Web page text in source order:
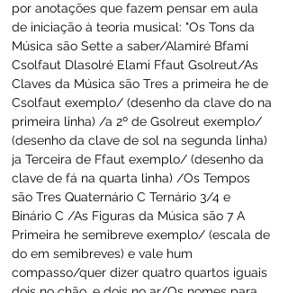
por anotações que fazem pensar em aula
de iniciação à teoria musical: "Os Tons da
Música são Sette a saber/Alamiré Bfami
Csolfaut Dlasolré Elami Ffaut Gsolreut/As
Claves da Música são Tres a primeira he de
Csolfaut exemplo/ (desenho da clave do na
primeira linha) /a 2º de Gsolreut exemplo/
(desenho da clave de sol na segunda linha)
ja Terceira de Ffaut exemplo/ (desenho da
clave de fá na quarta linha) /Os Tempos
são Tres Quaternário C Ternário 3/4 e
Binário C /As Figuras da Música são 7 A
Primeira he semibreve exemplo/ (escala de
do em semibreves) e vale hum
compasso/quer dizer quatro quartos iguais